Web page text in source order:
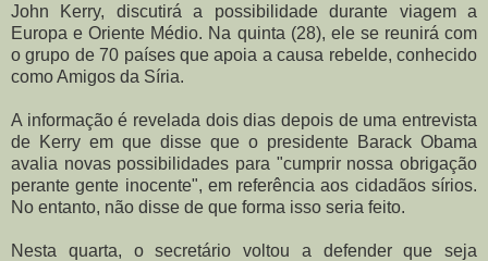
John Kerry, discutirá a possibilidade durante viagem a
Europa e Oriente Médio. Na quinta (28), ele se reunirá com
o grupo de 70 países que apoia a causa rebelde, conhecido
como Amigos da Síria.
A informação é revelada dois dias depois de uma entrevista
de Kerry em que disse que o presidente Barack Obama
avalia novas possibilidades para "cumprir nossa obrigação
perante gente inocente", em referência aos cidadãos sírios.
No entanto, não disse de que forma isso seria feito.
Nesta quarta, o secretário voltou a defender que seja